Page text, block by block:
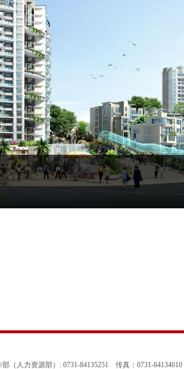
（人力资源部）: 0731-84135251 传真：0731-84134010